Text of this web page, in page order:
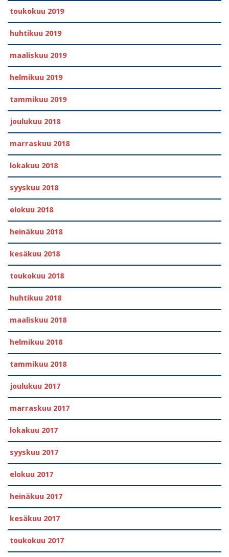
toukokuu 2019
huhtikuu 2019
maaliskuu 2019
helmikuu 2019
tammikuu 2019
joulukuu 2018
marraskuu 2018
lokakuu 2018
syyskuu 2018
elokuu 2018
heinäkuu 2018
kesäkuu 2018
toukokuu 2018
huhtikuu 2018
maaliskuu 2018
helmikuu 2018
tammikuu 2018
joulukuu 2017
marraskuu 2017
lokakuu 2017
syyskuu 2017
elokuu 2017
heinäkuu 2017
kesäkuu 2017
toukokuu 2017